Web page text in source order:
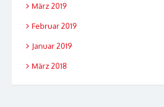
März 2019
Februar 2019
Januar 2019
März 2018